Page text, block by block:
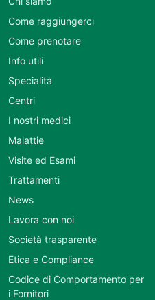
Come raggiungerci
Come prenotare
Info utili
Specialità
Centri
I nostri medici
Malattie
Visite ed Esami
Trattamenti
News
Lavora con noi
Società trasparente
Etica e Compliance
Codice di Comportamento per
i Fornitori